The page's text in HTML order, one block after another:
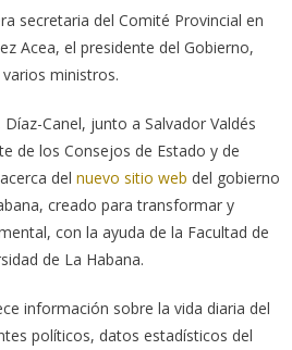
secretaria del Comité Provincial en
Acea, el presidente del Gobierno,
ministros.
Canel, junto a Salvador Valdés
de los Consejos de Estado y de
del nuevo sitio web del gobierno
creado para transformar y
con la ayuda de la Facultad de
de La Habana.
información sobre la vida diaria del
políticos, datos estadísticos del